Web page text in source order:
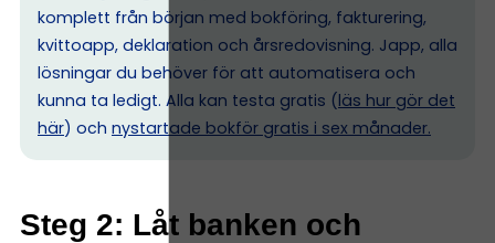
komplett från början med bokföring, fakturering,
kvittoapp, deklaration och årsredovisning. Japp, alla
lösningar du behöver för att automatisera och
kunna ta ledigt. Alla kan testa gratis (läs hur gör det
här) och nystartade bokför gratis i sex månader.
Steg 2: Låt banken och